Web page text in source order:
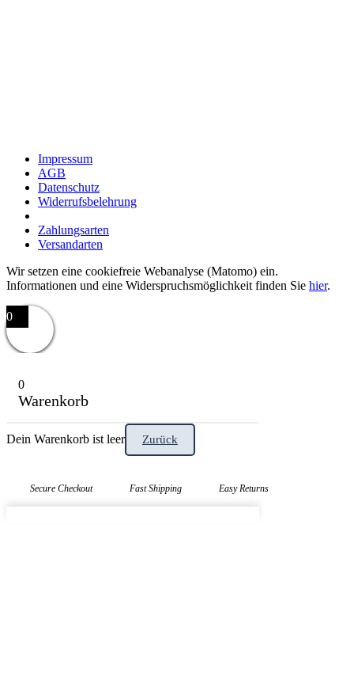
Impressum
AGB
Datenschutz
Widerrufsbelehrung
Zahlungsarten
Versandarten
Wir setzen eine cookiefreie Webanalyse (Matomo) ein.
Informationen und eine Widerspruchsmöglichkeit finden Sie hier.
0
0
Warenkorb
Dein Warenkorb ist leer Zurück
Secure Checkout Fast Shipping Easy Returns